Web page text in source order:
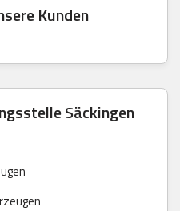
Kunden
Säckingen